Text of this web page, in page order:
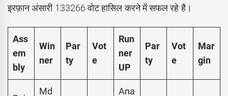
इरफ़ान अंसारी 133266 वोट हासिल करने में सफल रहे है।
Ass
em
bly
Win
ner
Par
ty
Vot
e
Run
ner
UP
Par
ty
Vot
e
Mar
gin
Md
Ana